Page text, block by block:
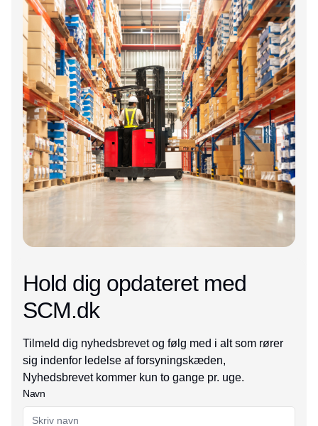
Hold dig opdateret med
SCM.dk
Tilmeld dig nyhedsbrevet og følg med i alt som rører
sig indenfor ledelse af forsyningskæden,
Nyhedsbrevet kommer kun to gange pr. uge.
Navn